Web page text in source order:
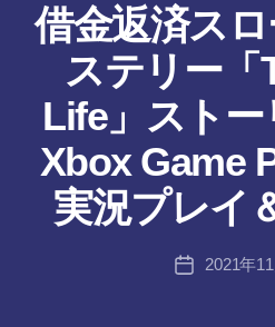
系
さ
げ
ん
ゴ
リ
ー
借金返済ス
ステリー「
Life」ストー
Xbox Game
実況プレイ
投
2021年